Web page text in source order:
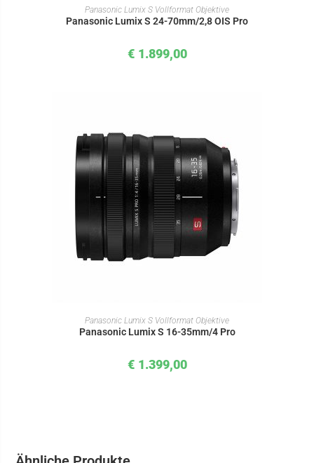
IN DEN WARENKORB
Panasonic Lumix S Vollformat Objektive
Panasonic Lumix S 24-70mm/2,8 OIS Pro
€ 1.899,00
IN DEN WARENKORB
Panasonic Lumix S Vollformat Objektive
Panasonic Lumix S 16-35mm/4 Pro
€ 1.399,00